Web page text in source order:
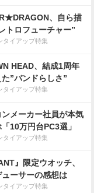
、自ら描
トロフューチャー”
タイアップ特集
HEAD、結成1周年
”バンドらしさ”
タイアップ特集
メーカー社員が本気
10万円台PC3選」
タイアップ特集
』限定ウオッチ、
ューサーの感想は
タイアップ特集